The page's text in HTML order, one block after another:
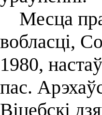
Месца
вобласці,
1980,
пас.
Віцебскі